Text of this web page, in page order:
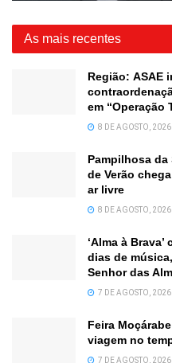
As mais recentes
Região: ASAE
em “Operação
8 DE AGOSTO, 2026
Pampilhosa
de Verão
ar livre
8 DE AGOSTO, 2026
‘Alma à
dias de
Senhor das
7 DE AGOSTO, 2026
Feira
viagem no
7 DE AGOSTO, 2026